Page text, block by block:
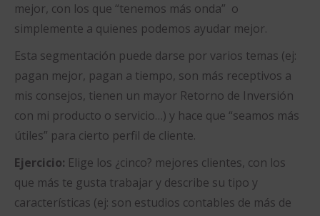
mejor, con los que “tenemos más onda” o
simplemente a quienes podemos ayudar mejor.
Esta segmentación puede darse por varios temas (ej:
pagan mejor, pagan a tiempo, son más receptivos a
mis consejos, tienen un mayor Retorno de Inversión
con mi producto o servicio…) y hace que “seamos más
útiles” para cierto perfil de cliente.
Ejercicio: Elige los ¿cinco? mejores clientes, con los
que más te gusta trabajar y describe su tipo y
características (ej: son estudios contables de más de